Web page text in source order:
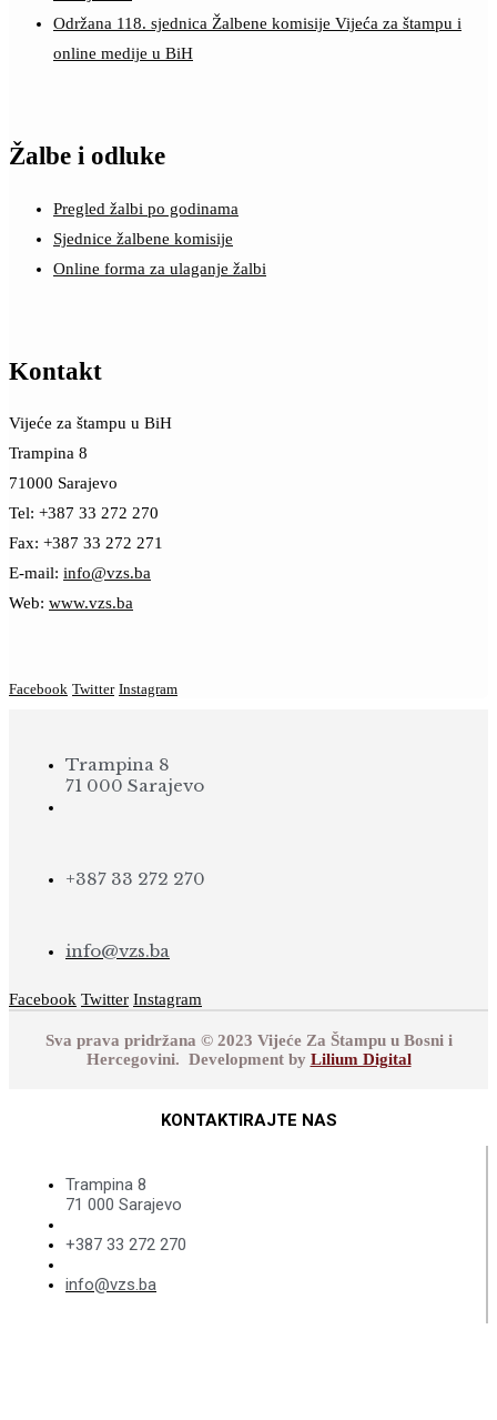
Održana 118. sjednica Žalbene komisije Vijeća za štampu i
online medije u BiH
Žalbe i odluke
Pregled žalbi po godinama
Sjednice žalbene komisije
Online forma za ulaganje žalbi
Kontakt
Vijeće za štampu u BiH
Trampina 8
71000 Sarajevo
Tel: +387 33 272 270
Fax: +387 33 272 271
E-mail: info@vzs.ba
Web: www.vzs.ba
Facebook Twitter Instagram
Trampina 8
71 000 Sarajevo
+387 33 272 270
info@vzs.ba
Facebook Twitter Instagram
Sva prava pridržana © 2023 Vijeće Za Štampu u Bosni i
Hercegovini. Development by Lilium Digital
KONTAKTIRAJTE NAS
Trampina 8
71 000 Sarajevo
+387 33 272 270
info@vzs.ba